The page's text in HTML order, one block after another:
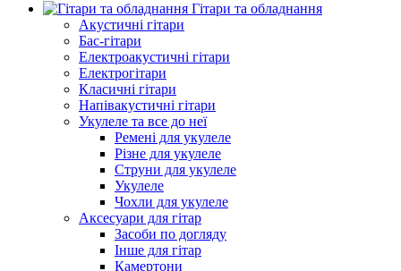
Гітари та обладнання
Акустичні гітари
Бас-гітари
Електроакустичні гітари
Електрогітари
Класичні гітари
Напівакустичні гітари
Укулеле та все до неї
Ремені для укулеле
Різне для укулеле
Струни для укулеле
Укулеле
Чохли для укулеле
Аксесуари для гітар
Засоби по догляду
Інше для гітар
Камертони